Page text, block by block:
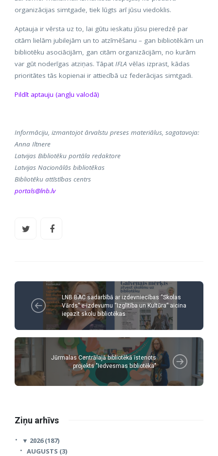
organizācijas simtgade, tiek lūgts arī jūsu viedoklis.
Aptauja ir vērsta uz to, lai gūtu ieskatu jūsu pieredzē par
citām lielām jubilejām un to atzīmēšanu – gan bibliotēkām un
bibliotēku asociācijām, gan citām organizācijām, no kurām
var gūt noderīgas atziņas. Tāpat IFLA vēlas izprast, kādas
prioritātes tās kopienai ir attiecībā uz federācijas simtgadi.
Pildīt aptauju (angļu valodā)
Informāciju, izmantojot ārvalstu preses materiālus, sagatavoja:
Anna Iltnere
Latvijas Bibliotēku portāla redaktore
Latvijas Nacionālās bibliotēkas
Bibliotēku attīstības centrs
portals@lnb.lv
LNB BAC sadarbībā ar izdevniecības “Skolas
Vārds” e-izdevumu “Izglītība un Kultūra” aicina
iepazīt skolu bibliotēkas
Jūrmalas Centrālajā bibliotēkā īstenots
projekts "Iedvesmas bibliotēka"
Ziņu arhīvs
▼ 2026 (187)
AUGUSTS (3)